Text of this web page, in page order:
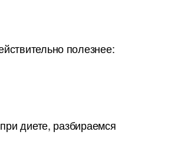
полезнее:
диете, разбираемся